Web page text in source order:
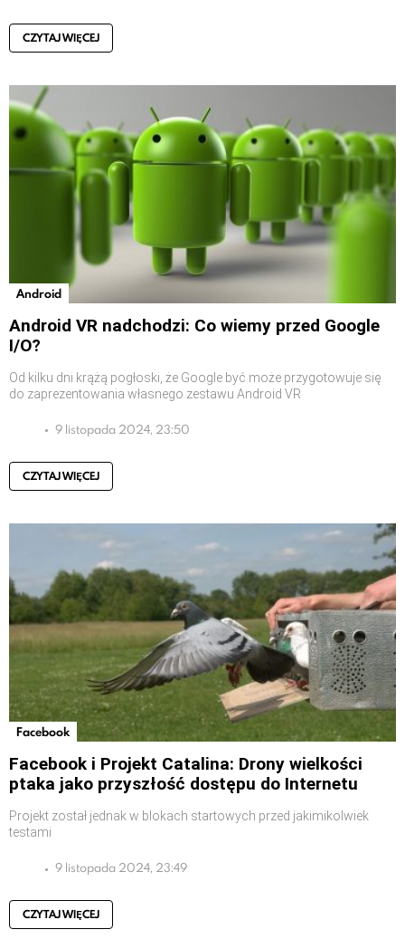
CZYTAJ WIĘCEJ
Android
Android VR nadchodzi: Co wiemy przed Google
I/O?
Od kilku dni krążą pogłoski, że Google być może przygotowuje się
do zaprezentowania własnego zestawu Android VR
9 listopada 2024, 23:50
CZYTAJ WIĘCEJ
Facebook
Facebook i Projekt Catalina: Drony wielkości
ptaka jako przyszłość dostępu do Internetu
Projekt został jednak w blokach startowych przed jakimikolwiek
testami
9 listopada 2024, 23:49
CZYTAJ WIĘCEJ